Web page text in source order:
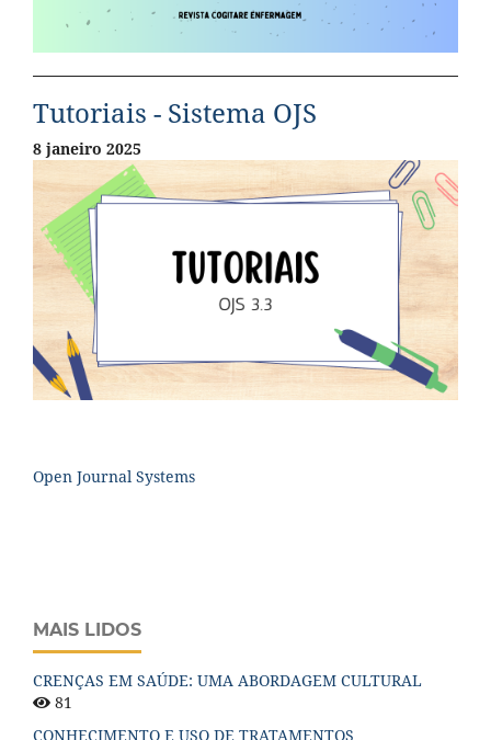
Tutoriais - Sistema OJS
8 janeiro 2025
Open Journal Systems
MAIS LIDOS
CRENÇAS EM SAÚDE: UMA ABORDAGEM CULTURAL
81
CONHECIMENTO E USO DE TRATAMENTOS